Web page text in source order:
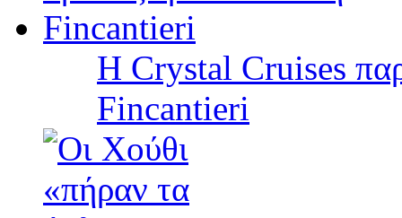
Η Crystal Cruises
Fincantieri